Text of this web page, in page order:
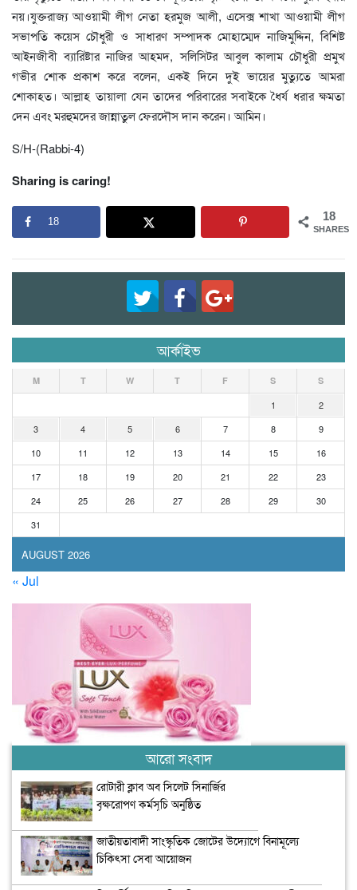
নয়।যুক্তরাজ্য আওয়ামী লীগ নেতা হরমুজ আলী, এসেক্স শাখা আওয়ামী লীগ
সভাপতি কয়েস চৌধুরী ও সাধারণ সম্পাদক মোহাম্মেদ নাজিমুদ্দিন, বিশিষ্ট
আইনজীবী ব্যারিষ্টার নাজির আহমদ, সলিসিটর আবুল কালাম চৌধুরী প্রমুখ
গভীর শোক প্রকাশ করে বলেন, একই দিনে দুই ভায়ের মুত্যুতে আমরা
শোকাহত। আল্লাহ তায়ালা যেন তাদের পরিবারের সবাইকে ধৈর্য ধরার ক্ষমতা
দেন এবং মরহুমদের জান্নাতুল ফেরদৌস দান করেন। আমিন।
S/H-(Rabbi-4)
Sharing is caring!
18
SHARES
18
আর্কাইভ
AUGUST 2026
M T W T F S S
1
2
3
4 5 6 7 8
9
10
11 12 13 14 15
16
17
18 19 20 21 22
23
24
25 26 27 28 29
30
31
« Jul
আরো সংবাদ
রোটারী ক্লাব অব সিলেট সিনার্জির
বৃক্ষরোপণ কর্মসূচি অনুষ্ঠিত
জাতীয়তাবাদী সাংস্কৃতিক জোটের উদ্যোগে বিনামূল্যে
চিকিৎসা সেবা আয়োজন